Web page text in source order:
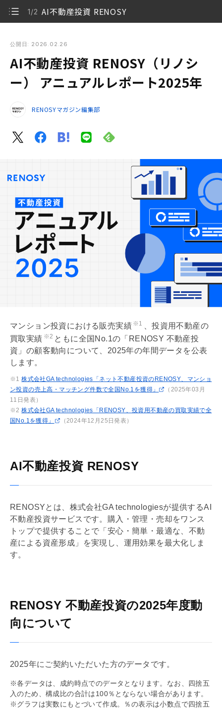
1/2 AI不動産投資 RENOSY
年
1/2 AI不動産投資 RENOSY
RENOSY 不動産投資の2025年度動向について
公開日: 2026.02.26
AI不動産投資 RENOSY（リノシ
ー） アニュアルレポート2025年
RENOSYマガジン編集部
マンション投資における販売実績 ※1
、投資用不動産の
買取実績 ※2 ともに全国No.1の「RENOSY 不動産投
資」の顧客動向について、2025年の年間データを公表
します。
※1株式会社GA technologies「ネット不動産投資のRENOSY、マンショ
ン投資の売上高・マッチング件数で全国No.1を獲得」
（2025年03月
11日発表）
※2株式会社GA technologies「RENOSY、投資用不動産の買取実績で全
国No.1を獲得」
（2024年12⽉25⽇発表）
AI不動産投資 RENOSY
RENOSYとは、株式会社GA technologiesが提供するAI
不動産投資サービスです。購入・管理・売却をワンス
トップで提供することで「安心・簡単・最適な、不動
産による資産形成」を実現し、運用効果を最大化しま
す。
RENOSY 不動産投資の2025年度動
向について
2025年にご契約いただいた方のデータです。
※各データは、成約時点でのデータとなります。なお、四捨五
入のため、構成比の合計は100％とならない場合があります。
※グラフは実数にもとづいて作成。％の表示は小数点で四捨五